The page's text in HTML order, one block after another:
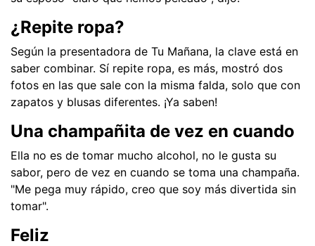
¿Repite ropa?
Según la presentadora de Tu Mañana, la clave está en
saber combinar. Sí repite ropa, es más, mostró dos
fotos en las que sale con la misma falda, solo que con
zapatos y blusas diferentes. ¡Ya saben!
Una champañita de vez en cuando
Ella no es de tomar mucho alcohol, no le gusta su
sabor, pero de vez en cuando se toma una champaña.
"Me pega muy rápido, creo que soy más divertida sin
tomar".
Feliz